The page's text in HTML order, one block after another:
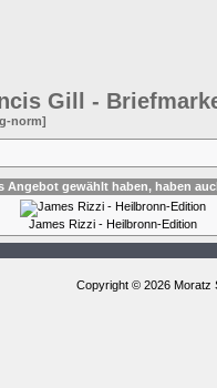
Gill -
norm]
Angebot gewählt haben, haben
James Rizzi - Heilbronn-Edition
Copyright © 2026 Moratz